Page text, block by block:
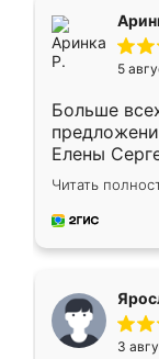
5
Больше
Елены
короткие
для замера
предложил
Читать
3